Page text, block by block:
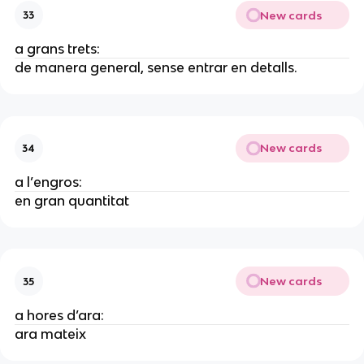
33 New cards
a grans trets:
de manera general, sense entrar en detalls.
34 New cards
a l’engros:
en gran quantitat
35 New cards
a hores d’ara:
ara mateix